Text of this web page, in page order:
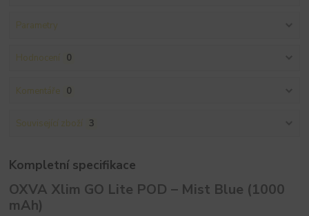
Parametry
Hodnocení 0
Komentáře 0
Související zboží 3
Kompletní specifikace
OXVA Xlim GO Lite POD – Mist Blue (1000
mAh)